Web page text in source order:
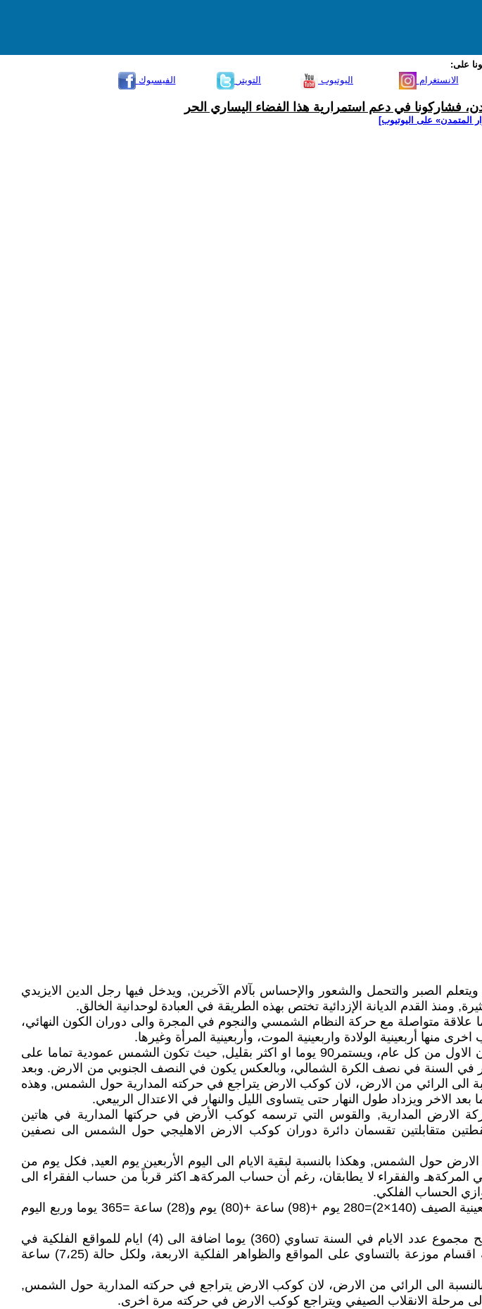
على:
الفيسبوك
التويتر اليوتيوب الانستغرام
فشاركونا في دعم استمرارية هذا الفضاء اليساري الحر
المتمدن» على اليوتيوب]
الصبر والتحمل والشعور والإحساس بآلام الآخرين, ويدخل فيها رجل الدين الايزيدي
القدم الديانة الإزدائية تختص بهذه الطريقة في العبادة لوحدانية الخالق.
علاقة متواصلة مع حركة النظام الشمسي والنجوم في المجرة والى دوران الكون النهائي،
منها أربعينية الولادة واربعينية الموت، وأربعينية المرأة وغيرها.
يبدأ فصل الشتاء في ظاهرة فلكية تعرف بـ (الانقلاب الشتوي) في (21/ 22) ديسمبر/ كانون الاول من كل عام، ويستمر90 يوما او اكثر بقليل, حيث تكون الشمس عمودية تماما على
في السنة في نصف الكرة الشمالي، وبالعكس يكون في النصف الجنوبي من الارض. وبعد
الى الرائي من الارض، لان كوكب الارض يتراجع في حركته المدارية حول الشمس, وهذه
ويزداد طول النهار حتى يتساوى الليل والنهار في الاعتدال الربيعي.
حركة الارض المدارية, والقوس التي ترسمه كوكب الأرض في حركتها المدارية في هاتين
نقطتين متقابلتين تقسمان دائرة دوران كوكب الارض الاهليجي حول الشمس الى نصفين
حول الشمس, وهكذا بالنسبة لبقية الايام الى اليوم الأربعين يوم العيد, فكل يوم من
المركةهـ والفقراء لا يطابقان، رغم أن حساب المركةهـ اكثر قرباً من حساب الفقراء الى
الحساب الفلكي.
يفصل بين بداية الاربعينيتين (180) يوماً، او بعد (140) يوم من نهاية اربعينية الشتاء تأتي اربعينية الصيف (140×2)=280 يوم +(98) ساعة +(80) يوم و(28) ساعة =365 يوما وربع اليوم
وهكذا يتناوب اربعينية الصيف والشتاء من خلال دوران كوكب الارض حول الشمس، فيصبح مجموع عدد الايام في السنة تساوي (360) يوما اضافة الى (4) ايام للمواقع الفلكية في
الانقلابين والاعتدالين, زائداً يوم وربع اليوم وهي 24+6=30 ساعة وهي مقسمة الى اربعة اقسام موزعة بالتساوي على المواقع والظواهر الفلكية الاربعة، ولكل حالة (7،25) ساعة
الى الرائي من الارض، لان كوكب الارض يتراجع في حركته المدارية حول الشمس,
مرحلة الانقلاب الصيفي ويتراجع كوكب الارض في حركته مرة اخرى.